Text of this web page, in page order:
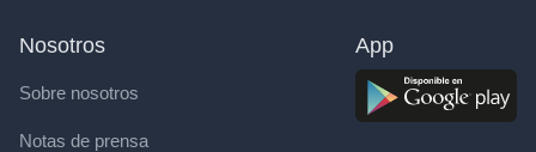
Nosotros
Sobre nosotros
Notas de prensa
App